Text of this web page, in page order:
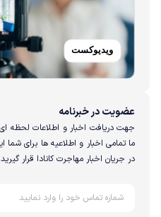
عضویت در خبرنامه
جهت دریافت اخبار و اطلاعات لحظه ای
ما تمامی اخبار و اطلاعیه ها برای
در جریان اخبار مهاجرت کانادا قرار گیرید.